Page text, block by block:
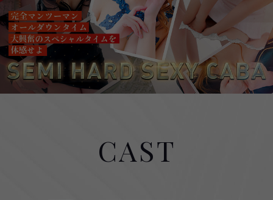
キャスト求人
スタッフ求人
インスタグラム
CAST